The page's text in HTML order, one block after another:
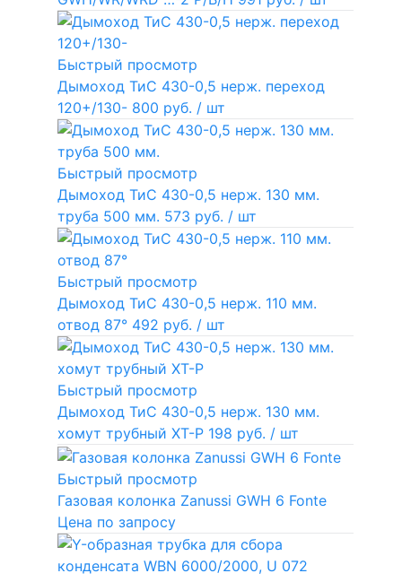
Быстрый просмотр
Дымоход ТиС 430-0,5 нерж. переход
120+/130- 800 руб. / шт
Быстрый просмотр
Дымоход ТиС 430-0,5 нерж. 130 мм.
труба 500 мм. 573 руб. / шт
Быстрый просмотр
Дымоход ТиС 430-0,5 нерж. 110 мм.
отвод 87° 492 руб. / шт
Быстрый просмотр
Дымоход ТиС 430-0,5 нерж. 130 мм.
хомут трубный ХТ-Р 198 руб. / шт
Быстрый просмотр
Газовая колонка Zanussi GWH 6 Fonte
Цена по запросу